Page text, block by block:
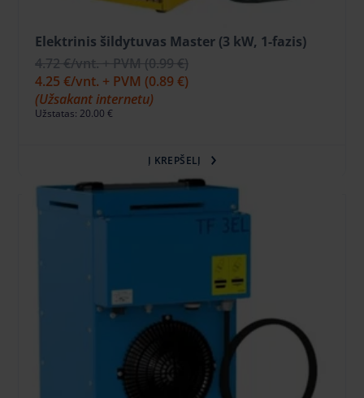
Elektrinis šildytuvas Master (3 kW, 1-fazis)
4.72 €/vnt. + PVM(0.99 €)
4.25 €/vnt. + PVM (0.89 €)
(Užsakant internetu)
Užstatas: 20.00 €
Į KREPŠELĮ